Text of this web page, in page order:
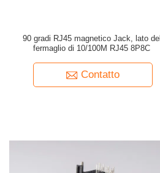
90 gradi RJ45 magnetico Jack, lato del
fermaglio di 10/100M RJ45 8P8C
Contatto